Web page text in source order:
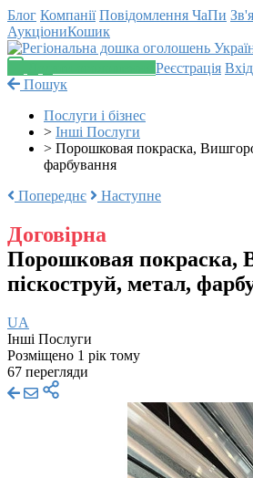
Блог Компанії Повідомлення ЧаПи
АукціониКошик
Реєстрація Вхід
Пошук
Послуги і бізнес
> Інші Послуги
> Порошковая покраска,
фарбування
Попереднє
Наступне
Договірна
Порошковая покраска,
піскоструй, метал,
UA
Інші Послуги
Розміщено 1 рік тому
67 перегляди